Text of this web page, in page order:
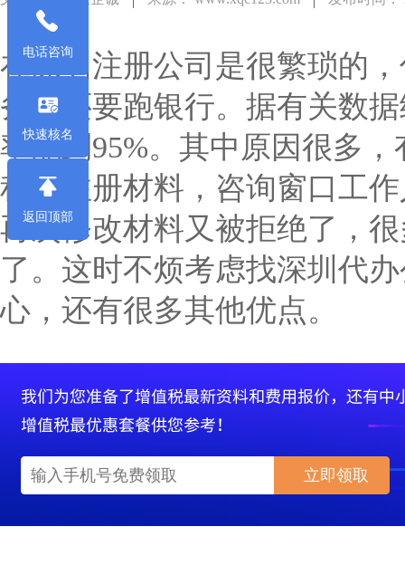
电话咨询
快速核名
返回顶部
在深圳注册公司是很繁琐的
务局还要跑银行。据有关数
率能到95%。其中原因很多
程和注册材料，咨询窗口工
再次修改材料又被拒绝了，
了。这时不烦考虑找深圳代
心，还有很多其他优点。
立即领取